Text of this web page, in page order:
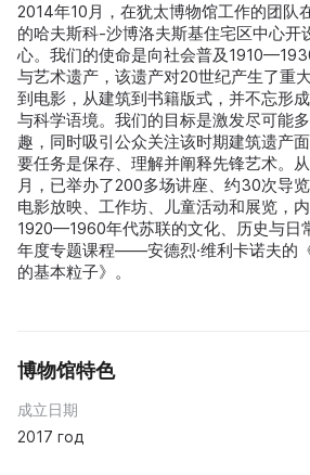
2014年10月，在犹太博物馆工作的团队
的哈夫斯科-沙博洛夫斯基住宅区中心开
心。我们的使命是向社会普及
与艺术遗产，该遗产对20世纪产生了
到电影，从建筑到书籍版式，并不忘形
与科学语境。我们的目标是激发尽可能
趣，同时吸引公众关注该时期建筑遗产
要任务是保存、理解并阐释先锋艺术。
月，已举办了200多场讲座、约30次导览
电影放映、工作坊、儿童活动和展览，
1920—1960年代苏联的文化、历史与日
年度专题课程——安德烈·维利卡诺夫的
的基本粒子》。
博物馆特色
成立日期
2017 год